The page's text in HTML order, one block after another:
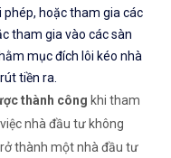
hoặc tham gia các
tham gia vào các sàn
mục đích lôi kéo nhà
tiền ra.
thành công khi tham
nhà đầu tư không
thành một nhà đầu tư